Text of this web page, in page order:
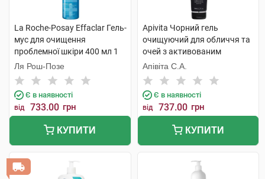
La Roche-Posay Effaclar Гель-
мус для очищення
проблемної шкіри 400 мл 1
флакон
Ля Рош-Позе
Є в наявності
від 733.00 грн
КУПИТИ
Apivita Чорний гель
очищуючий для обличчя та
очей з активованим
вугіллям та прополісом 150
мл 1 туба
Апівіта С.А.
Є в наявності
від 737.00 грн
КУПИТИ